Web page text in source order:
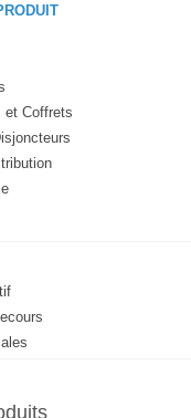
et Coffrets